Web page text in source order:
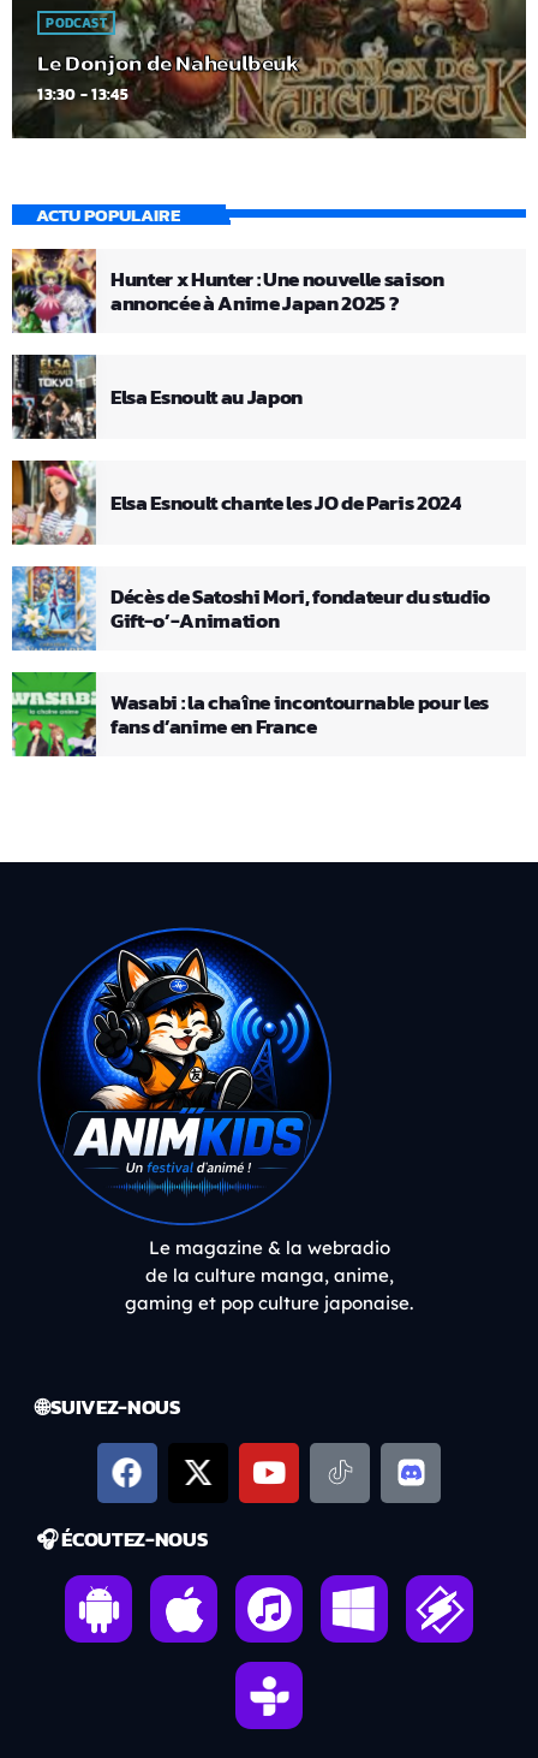
PODCAST
Le Donjon de Naheulbeuk
13:30 - 13:45
ACTU POPULAIRE
Hunter x Hunter : Une nouvelle saison
annoncée à Anime Japan 2025 ?
Elsa Esnoult au Japon
Elsa Esnoult chante les JO de Paris 2024
Décès de Satoshi Mori, fondateur du studio
Gift-o’-Animation
Wasabi : la chaîne incontournable pour les
fans d’anime en France
Le magazine & la webradio
de la culture manga, anime,
gaming et pop culture japonaise.
🌐 SUIVEZ-NOUS
🎧 ÉCOUTEZ-NOUS